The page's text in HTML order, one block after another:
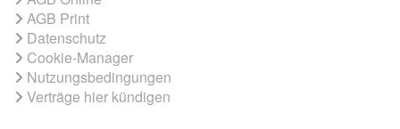
AGB Print
Datenschutz
Cookie-Manager
Nutzungsbedingungen
Verträge hier kündigen